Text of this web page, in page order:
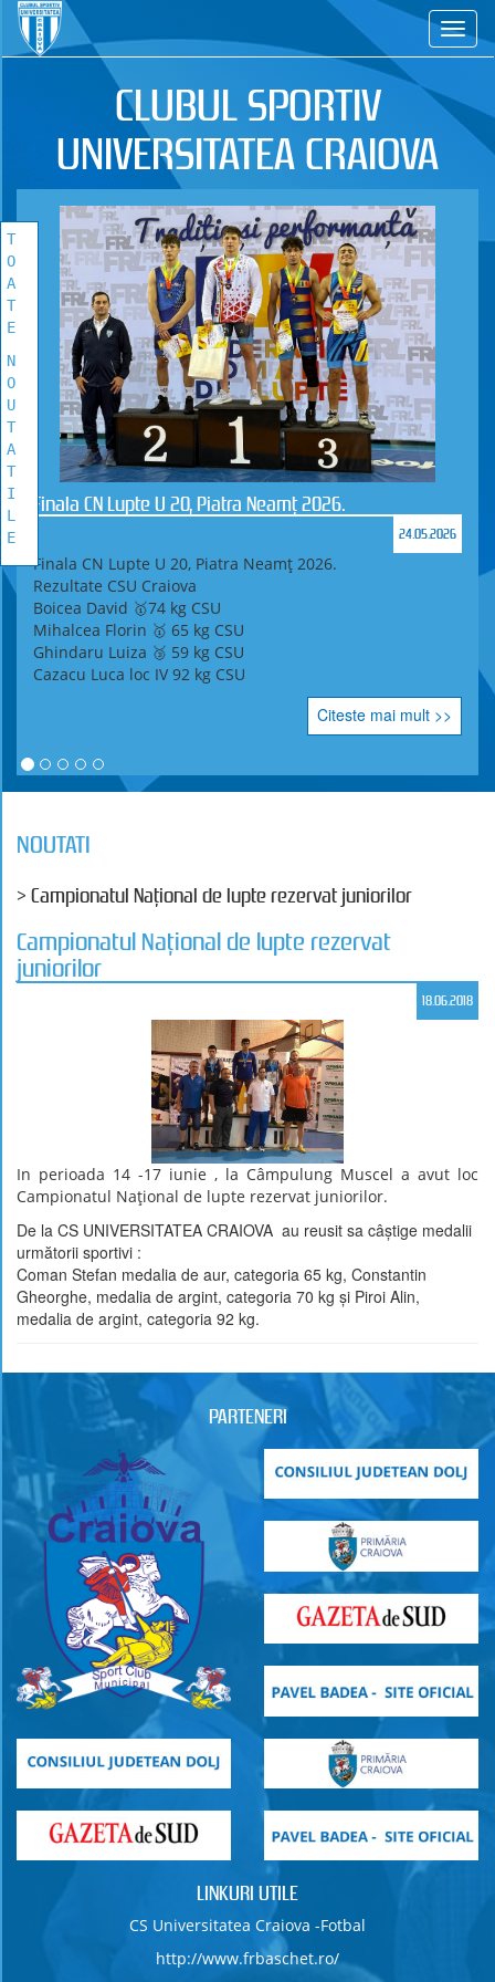
CS
CLUBUL SPORTIV
UNIVERSITATEA CRAIOVA
Finala CN Lupte U 20, Piatra Neamț 2026.
24.05.2026
Finala CN Lupte U 20, Piatra Neamț 2026.
Rezultate CSU Craiova
Boicea David 🥇74 kg CSU
Mihalcea Florin 🥇 65 kg CSU
Ghindaru Luiza 🥉 59 kg CSU
Cazacu Luca loc IV 92 kg CSU
Citeste mai mult >>
NOUTATI
> Campionatul Național de lupte rezervat juniorilor
Campionatul Național de lupte rezervat
juniorilor
18.06.2018
In perioada 14 -17 iunie , la Câmpulung Muscel a avut loc
Campionatul Național de lupte rezervat juniorilor.
De la CS UNIVERSITATEA CRAIOVA au reusit sa câștige medalii
următorii sportivi :
Coman Stefan medalia de aur, categoria 65 kg, Constantin
Gheorghe, medalia de argint, categoria 70 kg și Piroi Alin,
medalia de argint, categoria 92 kg.
TOATE
NOUTATILE
Vezi toate stirile!
T
O
A
T
E
N
O
U
T
A
T
I
L
E
PARTENERI
LINKURI UTILE
CS Universitatea Craiova -Fotbal
http://www.frbaschet.ro/